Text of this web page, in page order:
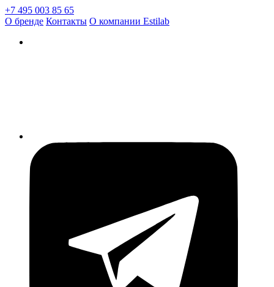
+7 495 003 85 65
О бренде Контакты О компании Estilab